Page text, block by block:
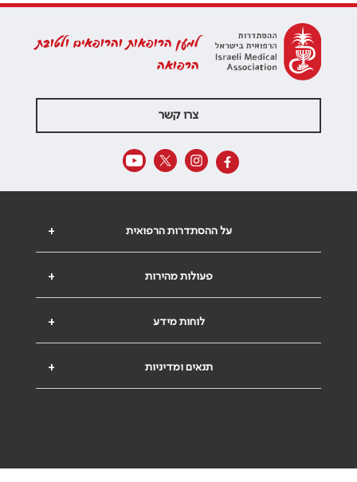
למען הרופאות והרופאים ולטובת
הרפואה
צרו קשר
+ על ההסתדרות הרפואית
+ פעולות מהירות
+ לוחות מידע
+ תנאים ומדיניות